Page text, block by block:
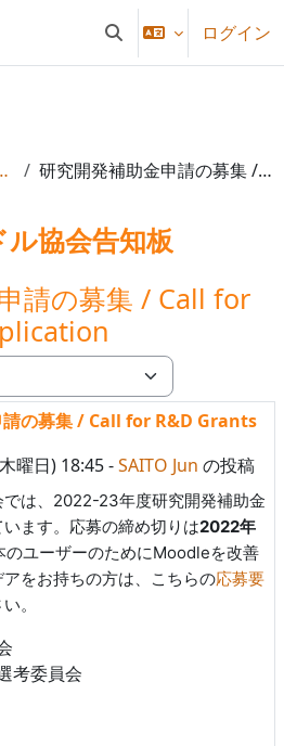
検索入力に切り替える
ログイン
告知板 研究開発補助金申請の募集 / Call for R&D Grants Application
ル協会告知板
請の募集 / Call for
請の募集 / Call for R&D Grants
曜日) 18:45-SAITO Jun の投稿
では、2022-23年度研究開発補助金
ます。応募の締め切りは2022年
のユーザーのためにMoodleを改善
をお持ちの方は、こちらの応募要
。
考委員会